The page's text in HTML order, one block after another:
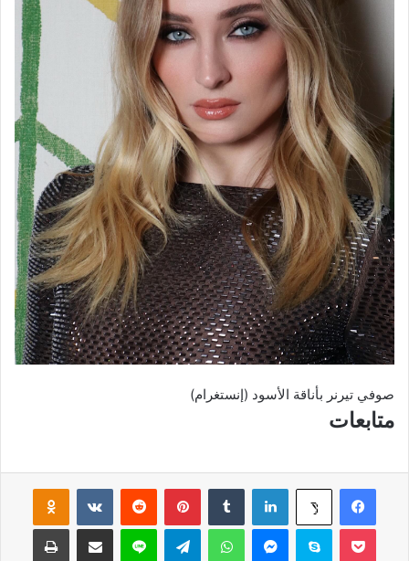
صوفي تيرنر بأناقة الأسود (إنستغرام)
متابعات
فيسبوك ‫X لينكدإن بينتيريست
سكايب واتساب لاين